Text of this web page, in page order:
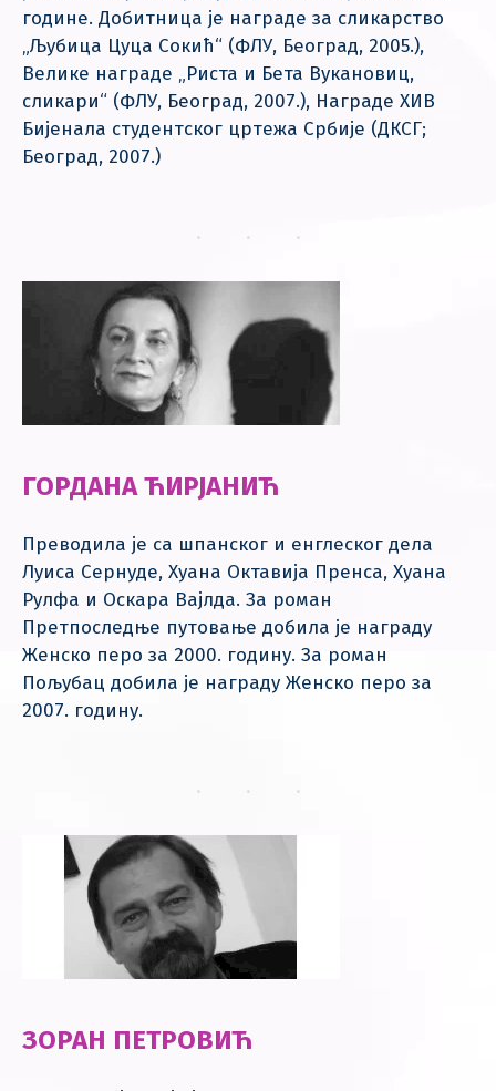
године. Добитница је награде за сликарство
„Љубица Цуца Сокић“ (ФЛУ, Београд, 2005.),
Велике награде „Риста и Бета Вукановиц,
сликари“ (ФЛУ, Београд, 2007.), Награде XИВ
Бијенала студентског цртежа Србије (ДКСГ;
Београд, 2007.)
ГОРДАНА ЋИРЈАНИЋ
Преводила је са шпанског и енглеског дела
Луиса Сернуде, Хуана Октавија Пренса, Хуана
Рулфа и Оскара Вајлда. За роман
Претпоследње путовање добила је награду
Женско перо за 2000. годину. За роман
Пољубац добила је награду Женско перо за
2007. годину.
ЗОРАН ПЕТРОВИЋ